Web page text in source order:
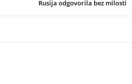
Rusija odgovorila bez milosti